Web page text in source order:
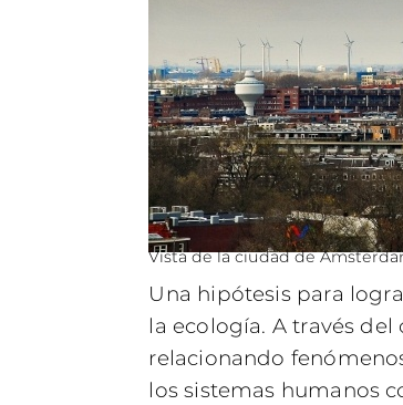
Vista de la ciudad de
Una hipótesis para
la ecología. A través
relacionando
los sistemas humanos